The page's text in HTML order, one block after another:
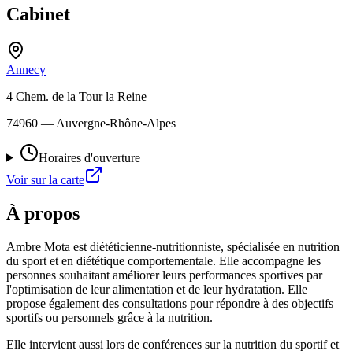
Cabinet
Annecy
4 Chem. de la Tour la Reine
74960 — Auvergne-Rhône-Alpes
Horaires d'ouverture
Voir sur la carte
À propos
Ambre Mota est diététicienne-nutritionniste, spécialisée en nutrition
du sport et en diététique comportementale. Elle accompagne les
personnes souhaitant améliorer leurs performances sportives par
l'optimisation de leur alimentation et de leur hydratation. Elle
propose également des consultations pour répondre à des objectifs
sportifs ou personnels grâce à la nutrition.
Elle intervient aussi lors de conférences sur la nutrition du sportif et